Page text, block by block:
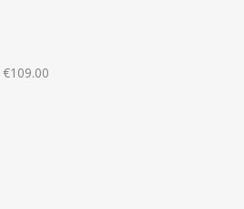
€109.00